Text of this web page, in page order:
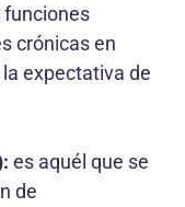
funciones
crónicas en
expectativa de
es aquél que se
de